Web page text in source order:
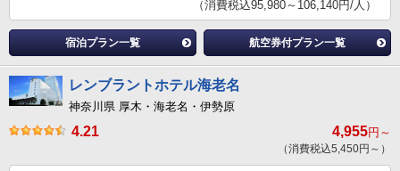
（消費税込95,980～106,140円/人）
宿泊プラン一覧 航空券付プラン一覧
レンブラントホテル海老名
神奈川県 厚木・海老名・伊勢原
4.21 4,955円～
（消費税込5,450円～）